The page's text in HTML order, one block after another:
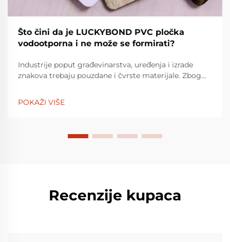
Što čini da je LUCKYBOND PVC pločka
vodootporna i ne može se formirati?
Industrije poput građevinarstva, uređenja i izrade
znakova trebaju pouzdane i čvrste materijale. Zbog
materijal. LuckyBond PVC pločka je izgradila
reputaciju za sebe da b...
POKAŽI VIŠE
Recenzije kupaca